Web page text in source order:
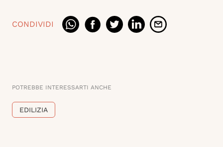
CONDIVIDI
POTREBBE INTERESSARTI ANCHE
EDILIZIA